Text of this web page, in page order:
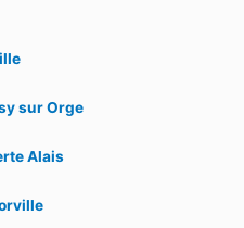
sur Orge
Alais